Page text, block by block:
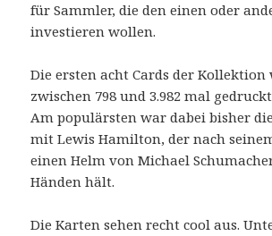
für Sammler, die den einen oder
investieren wollen.
Die ersten acht Cards der Kollektion
zwischen 798 und 3.982 mal
Am populärsten war dabei bisher
mit Lewis Hamilton, der nach
einen Helm von Michael
Händen hält.
Die Karten sehen recht cool aus.